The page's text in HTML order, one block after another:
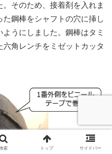
そのため、接着剤を入れま
鋼棒をシャフトの穴に挿し
うにしました。鋼棒はタミ
角レンチをミゼットカッタ
索 トップ サイドバー